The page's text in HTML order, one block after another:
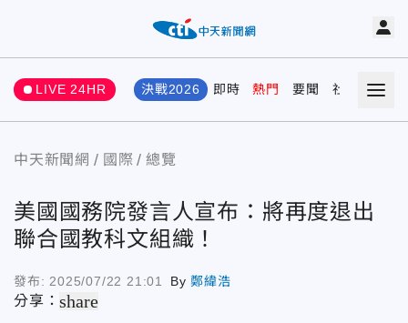
LIVE 24HR 決戰2026 即時 熱門 要聞 社會 娛樂
中天新聞網 國際 總覽
美國國務院發言人宣布：將再度退出
聯合國教科文組織！
發布: 2025/07/22 21:01 By鄭緯浩
分享：share